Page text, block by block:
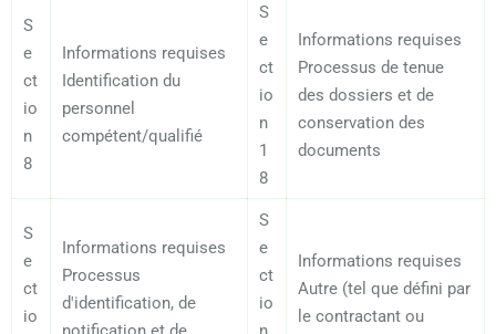
S
e
ct
io
n
8
Informations requises
Identification du
personnel
compétent/qualifié
S
e
ct
io
n
1
8
Informations requises
Processus de tenue
des dossiers et de
conservation des
documents
S
e
ct
io
Informations requises
Processus
d'identification, de
S
e
ct
io
Informations requises
Autre (tel que défini par
le contractant ou